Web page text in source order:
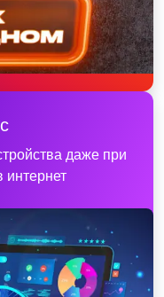
даже при
интернет